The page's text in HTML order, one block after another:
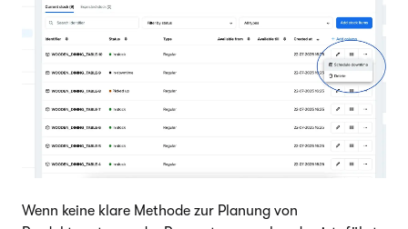
Wenn keine klare Methode zur Planung von